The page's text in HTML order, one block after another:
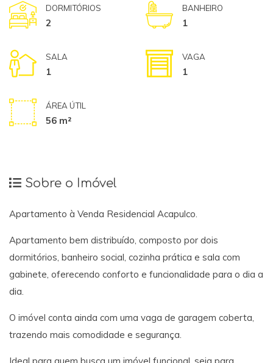
DORMITÓRIOS
2
BANHEIRO
1
SALA
1
VAGA
1
ÁREA ÚTIL
56 m²
Sobre o Imóvel
Apartamento à Venda Residencial Acapulco.
Apartamento bem distribuído, composto por dois
dormitórios, banheiro social, cozinha prática e sala com
gabinete, oferecendo conforto e funcionalidade para o dia a
dia.
O imóvel conta ainda com uma vaga de garagem coberta,
trazendo mais comodidade e segurança.